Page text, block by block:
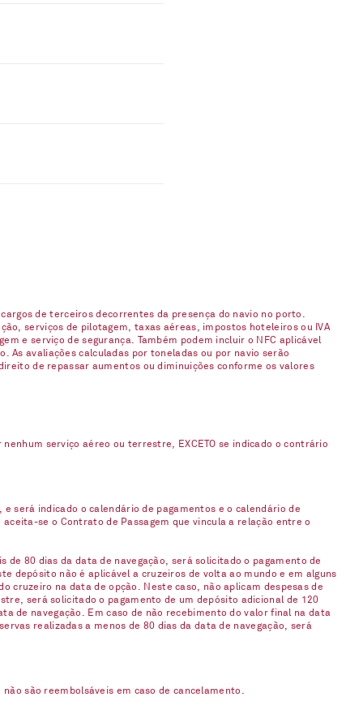
de terceiros decorrentes da presença do navio no porto.
serviços de pilotagem, taxas aéreas, impostos hoteleiros ou IVA
e serviço de segurança. Também podem incluir o NFC aplicável
As avaliações calculadas por toneladas ou por navio serão
de repassar aumentos ou diminuições conforme os valores
nenhum serviço aéreo ou terrestre, EXCETO se indicado o contrário
será indicado o calendário de pagamentos e o calendário de
se o Contrato de Passagem que vincula a relação entre o
80 dias da data de navegação, será solicitado o pagamento de
depósito não é aplicável a cruzeiros de volta ao mundo e em alguns
na data de opção. Neste caso, não aplicam despesas de
será solicitado o pagamento de um depósito adicional de 120
de navegação. Em caso de não recebimento do valor final na data
realizadas a menos de 80 dias da data de navegação, será
são reembolsáveis em caso de cancelamento.​